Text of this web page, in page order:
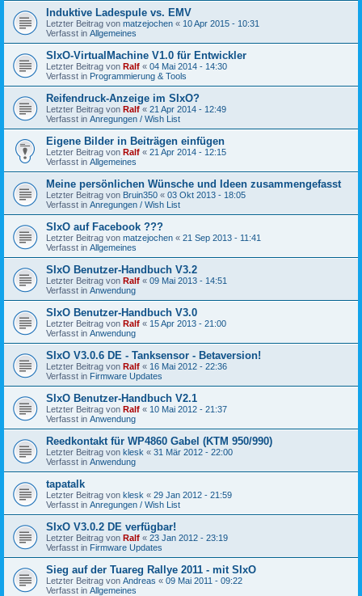
Induktive Ladespule vs. EMV
Letzter Beitrag von matzejochen « 10 Apr 2015 - 10:31
Verfasst in Allgemeines
SIxO-VirtualMachine V1.0 für Entwickler
Letzter Beitrag von Ralf « 04 Mai 2014 - 14:30
Verfasst in Programmierung & Tools
Reifendruck-Anzeige im SIxO?
Letzter Beitrag von Ralf « 21 Apr 2014 - 12:49
Verfasst in Anregungen / Wish List
Eigene Bilder in Beiträgen einfügen
Letzter Beitrag von Ralf « 21 Apr 2014 - 12:15
Verfasst in Allgemeines
Meine persönlichen Wünsche und Ideen zusammengefasst
Letzter Beitrag von Bruin350 « 03 Okt 2013 - 18:05
Verfasst in Anregungen / Wish List
SIxO auf Facebook ???
Letzter Beitrag von matzejochen « 21 Sep 2013 - 11:41
Verfasst in Allgemeines
SIxO Benutzer-Handbuch V3.2
Letzter Beitrag von Ralf « 09 Mai 2013 - 14:51
Verfasst in Anwendung
SIxO Benutzer-Handbuch V3.0
Letzter Beitrag von Ralf « 15 Apr 2013 - 21:00
Verfasst in Anwendung
SIxO V3.0.6 DE - Tanksensor - Betaversion!
Letzter Beitrag von Ralf « 16 Mai 2012 - 22:36
Verfasst in Firmware Updates
SIxO Benutzer-Handbuch V2.1
Letzter Beitrag von Ralf « 10 Mai 2012 - 21:37
Verfasst in Anwendung
Reedkontakt für WP4860 Gabel (KTM 950/990)
Letzter Beitrag von klesk « 31 Mär 2012 - 22:00
Verfasst in Anwendung
tapatalk
Letzter Beitrag von klesk « 29 Jan 2012 - 21:59
Verfasst in Anregungen / Wish List
SIxO V3.0.2 DE verfügbar!
Letzter Beitrag von Ralf « 23 Jan 2012 - 23:19
Verfasst in Firmware Updates
Sieg auf der Tuareg Rallye 2011 - mit SIxO
Letzter Beitrag von Andreas « 09 Mai 2011 - 09:22
Verfasst in Allgemeines